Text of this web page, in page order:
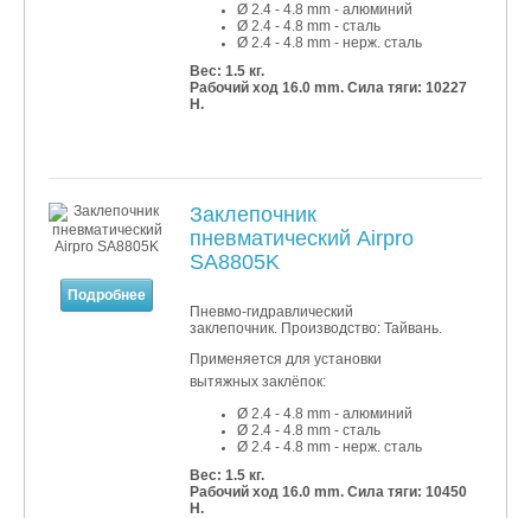
Ø 2.4 - 4.8 mm - алюминий
Ø 2.4 - 4.8 mm - сталь
Ø 2.4 - 4.8 mm - нерж. сталь
Вес: 1.5 кг.
Рабочий ход 16.0 mm. Сила тяги: 10227
Н.
Подробнее
Заклепочник
пневматический Airpro
SA8805K
Пневмо-гидравлический
заклепочник. Производство: Тайвань.
Применяется для установки
вытяжных заклёпок:
Ø 2.4 - 4.8 mm - алюминий
Ø 2.4 - 4.8 mm - сталь
Ø 2.4 - 4.8 mm - нерж. сталь
Вес: 1.5 кг.
Рабочий ход 16.0 mm. Сила тяги: 10450
Н.